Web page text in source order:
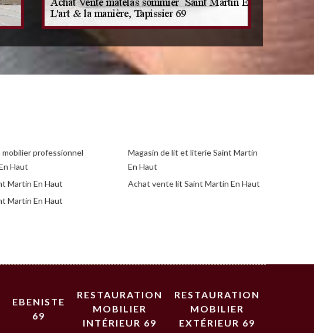
professionnel
Haut
Martin En Haut
Martin En Haut
Magasin de lit et literie Saint Martin
En Haut
Achat vente lit Saint Martin En Haut
EBENISTE
69
RESTAURATION
MOBILIER
INTÉRIEUR 69
RESTAURATION
MOBILIER
EXTÉRIEUR 69